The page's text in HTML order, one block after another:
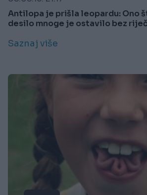
Antilopa je prišla leopardu: Ono
desilo mnoge je ostavilo bez
Saznaj više